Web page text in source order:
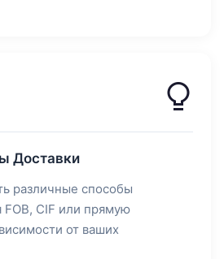
Доставки
различные способы
FOB, CIF или прямую
от ваших